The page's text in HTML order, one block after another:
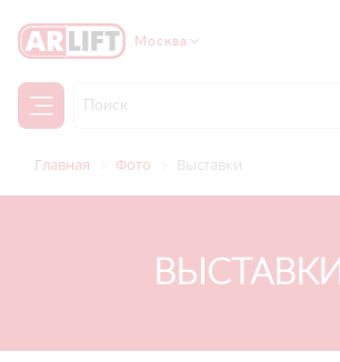
Москва
Главная Фото Выставки
ВЫСТАВКИ